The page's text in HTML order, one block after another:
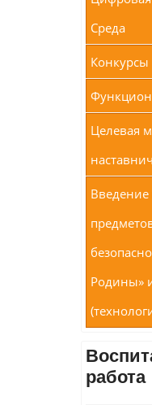
Среда
Конкурсы
Целевая
Родины»
работа